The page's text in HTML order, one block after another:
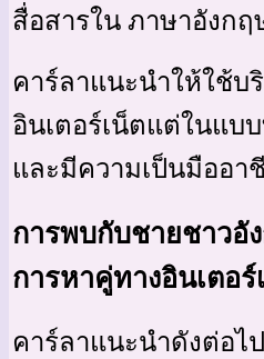
สื่อสารใน ภาษาอังกฤ
คาร์ลาแนะนำให้ใช้บ
อินเตอร์เน็ตแต่ในแบ
และมีความเป็นมืออา
การพบกับชายชาวอั
การหาคู่ทางอินเตอร์
คาร์ลาแนะนำดังต่อไ